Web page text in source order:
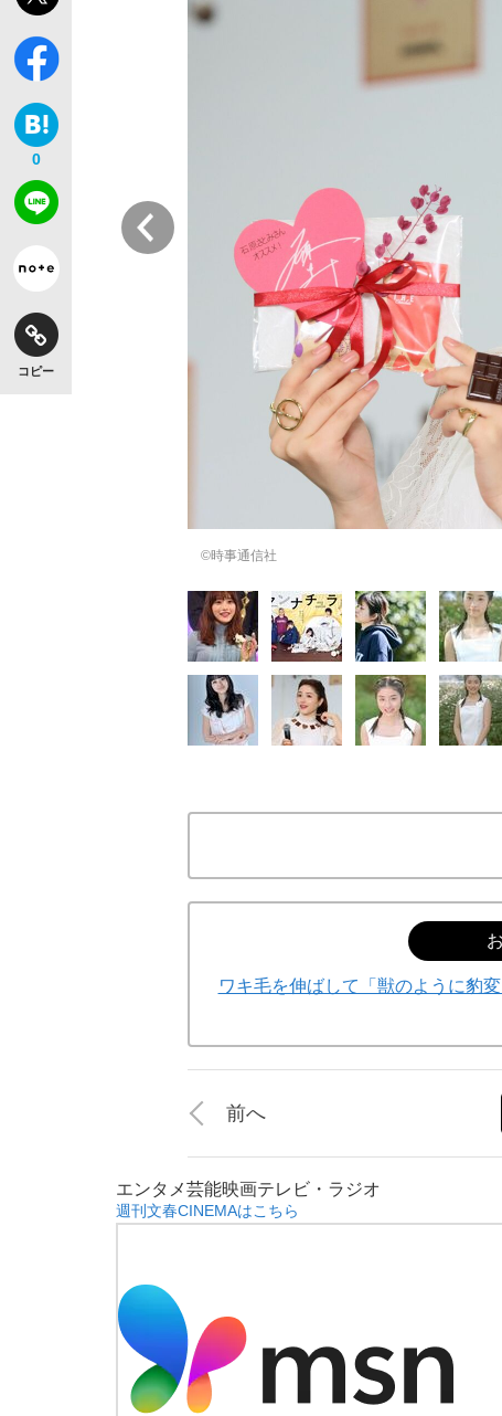
「目標達成できなかったからと言って…」
0
コピー
©時事通信社
ワキ毛を伸ばして「獣のように豹
前へ
エンタメ芸能映画テレビ・ラジオ
週刊文春CINEMAはこちら